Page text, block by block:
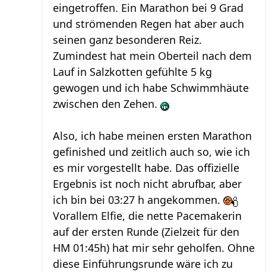
eingetroffen. Ein Marathon bei 9 Grad
und strömenden Regen hat aber auch
seinen ganz besonderen Reiz.
Zumindest hat mein Oberteil nach dem
Lauf in Salzkotten gefühlte 5 kg
gewogen und ich habe Schwimmhäute
zwischen den Zehen.
Also, ich habe meinen ersten Marathon
gefinished und zeitlich auch so, wie ich
es mir vorgestellt habe. Das offizielle
Ergebnis ist noch nicht abrufbar, aber
ich bin bei 03:27 h angekommen.
Vorallem Elfie, die nette Pacemakerin
auf der ersten Runde (Zielzeit für den
HM 01:45h) hat mir sehr geholfen. Ohne
diese Einführungsrunde wäre ich zu